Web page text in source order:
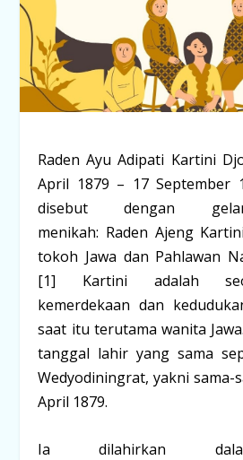
Raden Ayu Adipati Kartini
April 1879 – 17 September
disebut dengan
menikah: Raden Ajeng Kartini
tokoh Jawa dan Pahlawan
[1] Kartini adalah
kemerdekaan dan
saat itu terutama wanita Jawa.
tanggal lahir yang sama
Wedyodiningrat, yakni sama-
April 1879.
Ia dilahirkan